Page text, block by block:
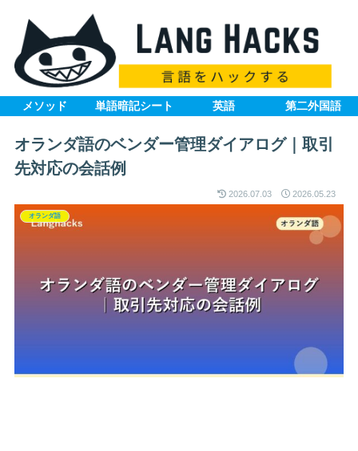
メソッド 単語暗記シート 英語 第二外国語
オランダ語のベンダー管理ダイアログ｜取引
先対応の会話例
2026.07.03 2026.05.23
オランダ語